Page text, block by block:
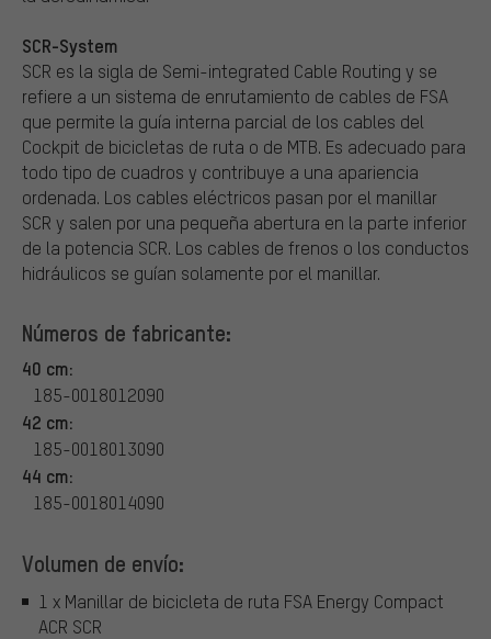
SCR-System
SCR es la sigla de Semi-integrated Cable Routing y se
refiere a un sistema de enrutamiento de cables de FSA
que permite la guía interna parcial de los cables del
Cockpit de bicicletas de ruta o de MTB. Es adecuado para
todo tipo de cuadros y contribuye a una apariencia
ordenada. Los cables eléctricos pasan por el manillar
SCR y salen por una pequeña abertura en la parte inferior
de la potencia SCR. Los cables de frenos o los conductos
hidráulicos se guían solamente por el manillar.
Números de fabricante:
40 cm:
185-0018012090
42 cm:
185-0018013090
44 cm:
185-0018014090
Volumen de envío:
1 x Manillar de bicicleta de ruta FSA Energy Compact
ACR SCR